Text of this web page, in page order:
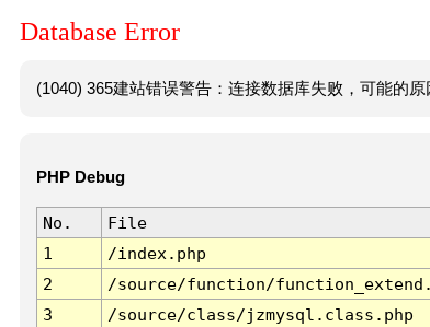
Database Error
(1040) 365建站错误警告：连接数据库失败，可能的
PHP Debug
No. File
1
/index.php
2
/source/function/
3
/source/class/jzmysql.class.php